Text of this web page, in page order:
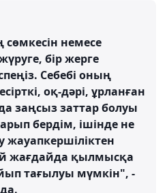
немесе
бір жерге
Себебі оның
оқ-дәрі, ұрланған
заңсыз заттар болуы
бердім, ішінде не
жауапкершіліктен
жағдайда қылмысқа
тағылуы мүмкін", -